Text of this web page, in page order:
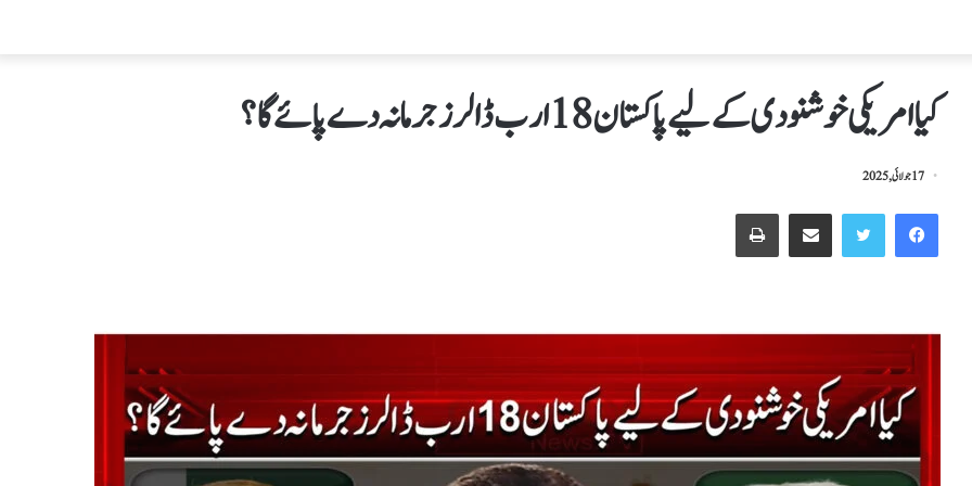
کیا امریکی خوشنودی کے لیے پاکستان 18 ارب ڈالرز جرمانہ دے پائے گا ؟
17 جولائی, 2025